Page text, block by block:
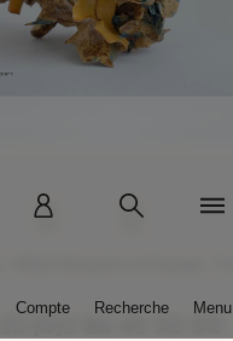
+33 (0)3 86 45 50 00
Compte Recherche Menu